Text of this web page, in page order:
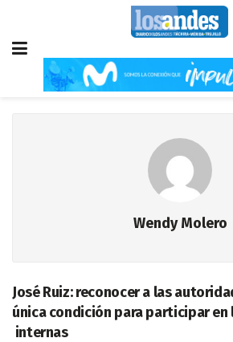
Wendy Molero
José Ruiz: reconocer a las
única condición para participar en
internas